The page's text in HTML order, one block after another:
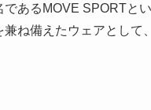
あるMOVE SPORTと
ね備えたウェアとして